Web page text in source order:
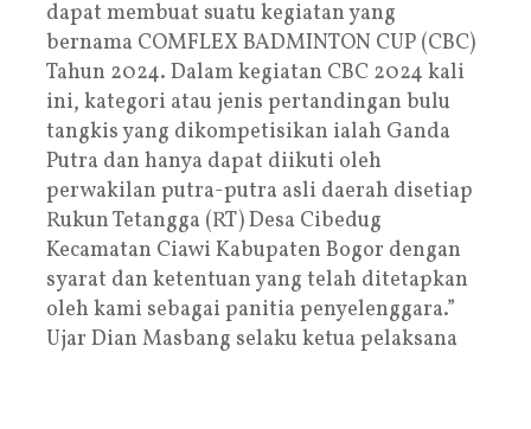
dapat membuat suatu kegiatan yang
bernama COMFLEX BADMINTON CUP (CBC)
Tahun 2024. Dalam kegiatan CBC 2024 kali
ini, kategori atau jenis pertandingan bulu
tangkis yang dikompetisikan ialah Ganda
Putra dan hanya dapat diikuti oleh
perwakilan putra-putra asli daerah disetiap
Rukun Tetangga (RT) Desa Cibedug
Kecamatan Ciawi Kabupaten Bogor dengan
syarat dan ketentuan yang telah ditetapkan
oleh kami sebagai panitia penyelenggara.”
Ujar Dian Masbang selaku ketua pelaksana